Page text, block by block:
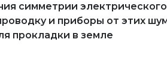
симметрии
и приборы от этих
прокладки в земле